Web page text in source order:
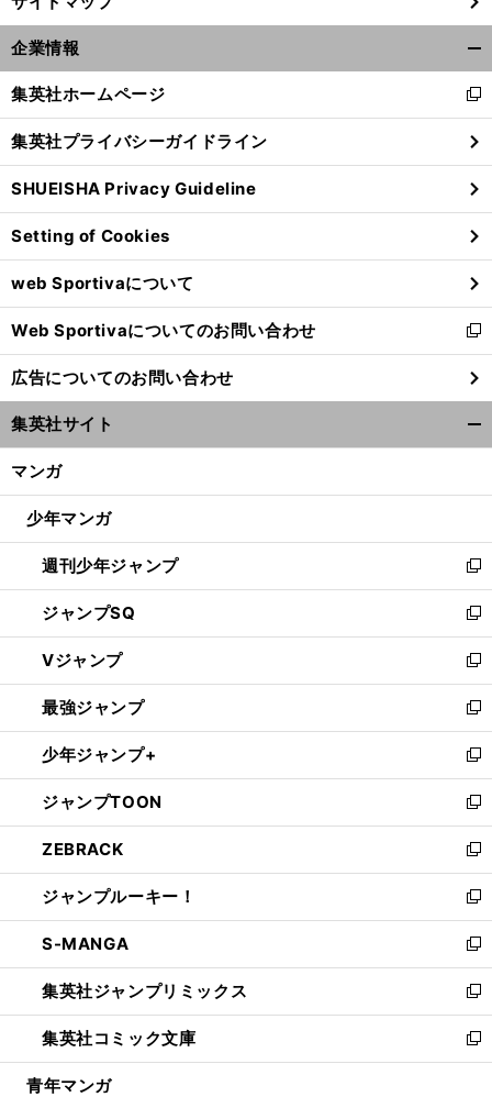
企業情報
閉
る
集英社ホームページ
新
し
い
ウ
ィ
ン
ド
ウ
で
開
く
集英社プライバシーガイドライン
SHUEISHA Privacy Guideline
Setting of Cookies
web Sportivaについて
Web Sportivaについてのお問い合わせ
新
し
い
ウ
ィ
ン
ウ
開
く
広告についてのお問い合わせ
集英社サイト
マンガ
少年マンガ
週刊少年ジャンプ
新
し
い
ウ
ィ
ン
ド
ウ
で
開
く
ジャンプSQ
新
し
い
ウ
ィ
ン
ド
ウ
で
開
く
Vジャンプ
新
し
い
ウ
ィ
ン
ド
ウ
で
開
く
最強ジャンプ
新
し
い
ウ
ィ
ン
ド
ウ
で
開
く
少年ジャンプ+
新
し
い
ウ
ィ
ン
ド
ウ
で
開
く
ジャンプTOON
新
し
い
ウ
ィ
ン
ド
ウ
で
開
く
ZEBRACK
新
し
い
ウ
ィ
ン
ド
ウ
で
開
ジャンプルーキー！
新
し
い
ウ
ィ
ン
ド
ウ
S-MANGA
新
し
い
ウ
ィ
ン
集英社ジャンプリミックス
新
し
い
ウ
集英社コミック文庫
新
し
青年マンガ